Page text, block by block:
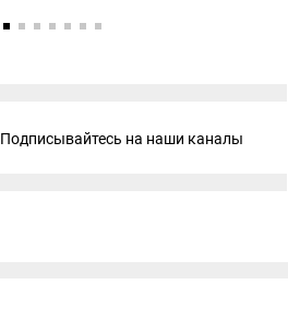
Подписывайтесь на наши каналы